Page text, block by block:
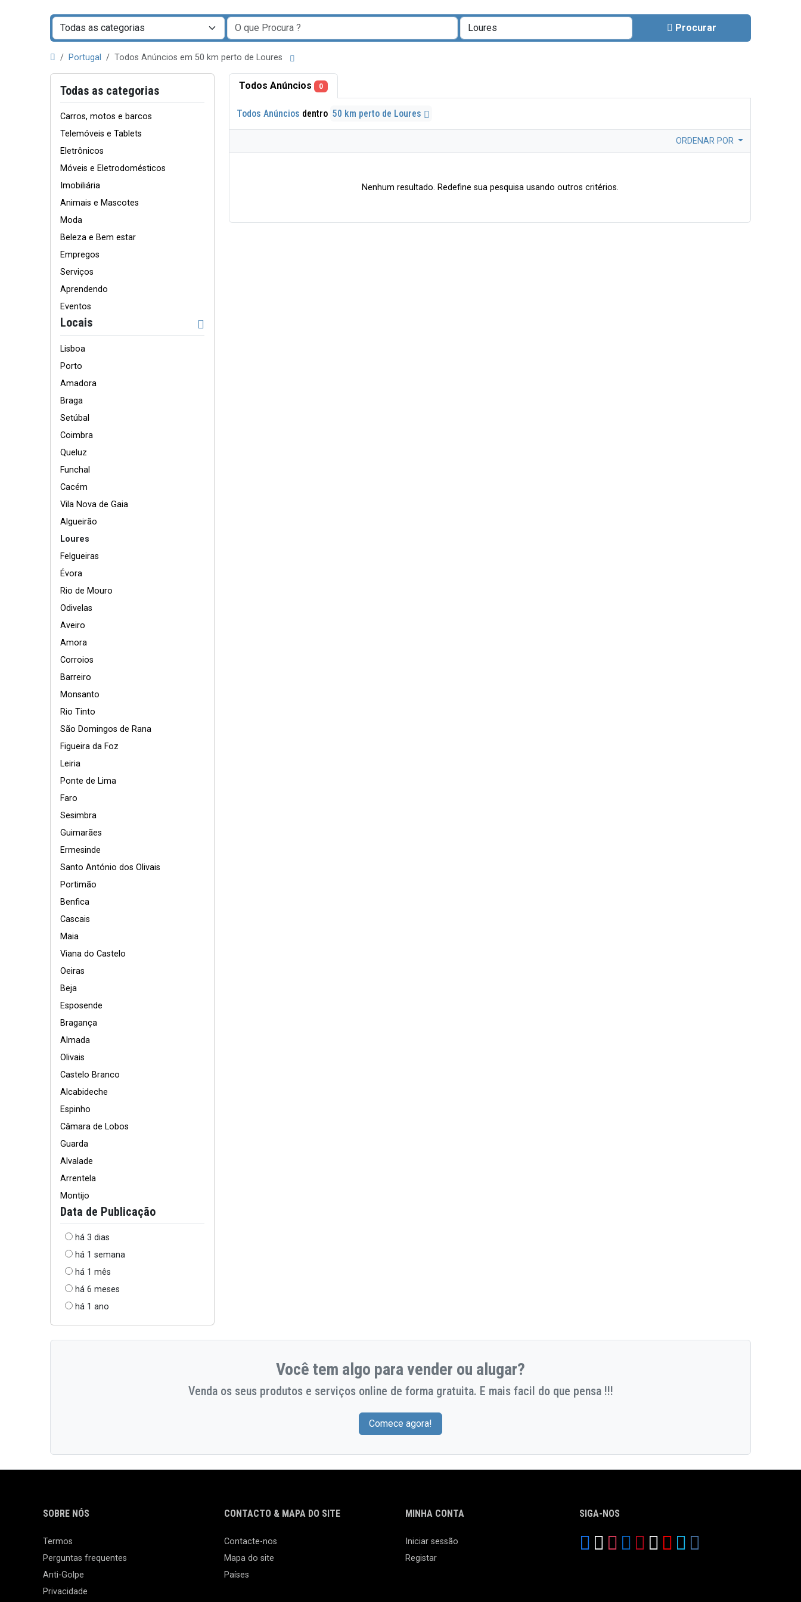
Procurar
Portugal Todos Anúncios em 50 km perto de Loures
Todas as categorias
Carros, motos e barcos
Telemóveis e Tablets
Eletrônicos
Móveis e Eletrodomésticos
Imobiliária
Animais e Mascotes
Moda
Beleza e Bem estar
Empregos
Serviços
Aprendendo
Eventos
Locais
Lisboa
Porto
Amadora
Braga
Setúbal
Coimbra
Queluz
Funchal
Cacém
Vila Nova de Gaia
Algueirão
Loures
Felgueiras
Évora
Rio de Mouro
Odivelas
Aveiro
Amora
Corroios
Barreiro
Monsanto
Rio Tinto
São Domingos de Rana
Figueira da Foz
Leiria
Ponte de Lima
Faro
Sesimbra
Guimarães
Ermesinde
Santo António dos Olivais
Portimão
Benfica
Cascais
Maia
Viana do Castelo
Oeiras
Beja
Esposende
Bragança
Almada
Olivais
Castelo Branco
Alcabideche
Espinho
Câmara de Lobos
Guarda
Alvalade
Arrentela
Montijo
Data de Publicação
há 3 dias
há 1 semana
há 1 mês
há 6 meses
há 1 ano
Todos Anúncios 0
Todos Anúncios dentro 50 km perto de Loures
ORDENAR POR
Nenhum resultado. Redefine sua pesquisa usando outros critérios.
Você tem algo para vender ou alugar?
Venda os seus produtos e serviços online de forma gratuita. E mais facil do que pensa !!!
Comece agora!
SOBRE NÓS
Termos
Perguntas frequentes
Anti-Golpe
Privacidade
CONTACTO & MAPA DO SITE
Contacte-nos
Mapa do site
Países
MINHA CONTA
Iniciar sessão
Registar
SIGA-NOS